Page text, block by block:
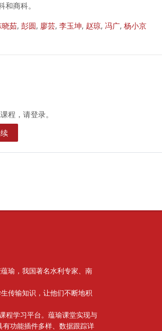
和商科。
晓茹,彭圆, 廖芸,李玉坤, 赵琼, 冯广,杨小京
程，请登录。
瑜，我国著名水利专家、南
传输知识，让他们不断地积
程学习平台。蕴瑜课堂实现与
功能插件多样、数据跟踪详